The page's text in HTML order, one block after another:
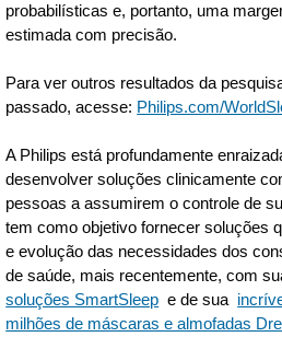
probabilísticas e, portanto, uma
estimada com precisão.
Para ver outros resultados da
passado, acesse: Philips.com/
A Philips está profundamente
desenvolver soluções clinicamente
pessoas a assumirem o controle de
tem como objetivo fornecer soluções
e evolução das necessidades dos
de saúde, mais recentemente, com
soluções SmartSleep e de sua
milhões de máscaras e almofadas